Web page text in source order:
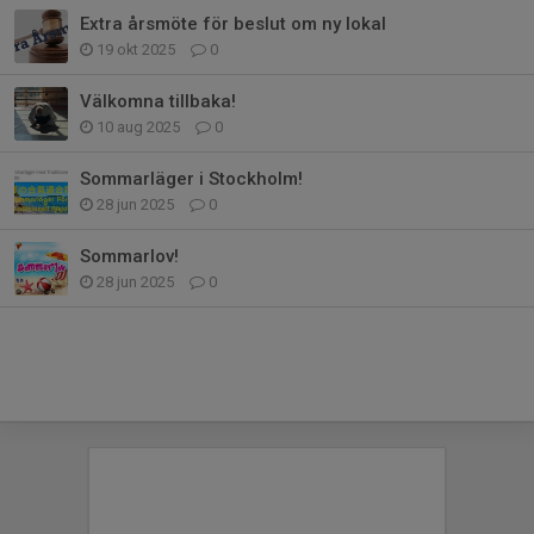
Extra årsmöte för beslut om ny lokal
19 okt 2025 0
Välkomna tillbaka!
10 aug 2025 0
Sommarläger i Stockholm!
28 jun 2025 0
Sommarlov!
28 jun 2025 0